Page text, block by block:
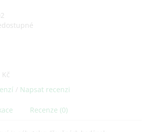
/ Napsat recenzi
Recenze (0)